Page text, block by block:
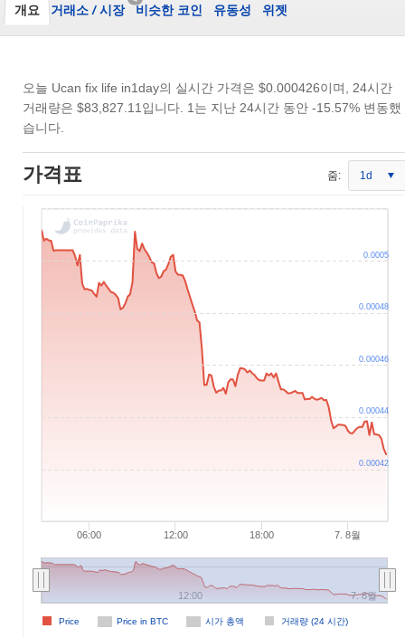
개요 거래소 /시장 비슷한 코인 유동성 위젯
오늘 Ucan fix life in1day의 실시간 가격은 $0.000426이며, 24시간
거래량은 $83,827.11 입니다. 1는 지난 24시간 동안 -15.57% 변동했
습니다.
가격표 줌: 1d
06:00 12:00 18:00 7. 8월
Price in BTC 시가 총액 거래량 (24 시간)
Price
12:00 7. 8월
0.00042
0.00044
0.00046
0.00048
0.0005